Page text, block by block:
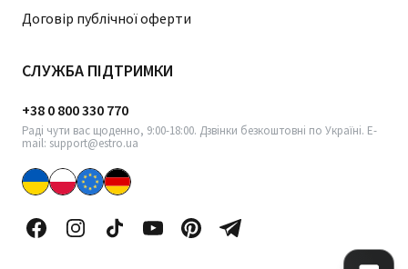
Договір публічної оферти
СЛУЖБА ПІДТРИМКИ
+38 0 800 330 770
Раді чути вас щоденно, 9:00-18:00. Дзвінки безкоштовні по Україні. E-
mail: support@estro.ua